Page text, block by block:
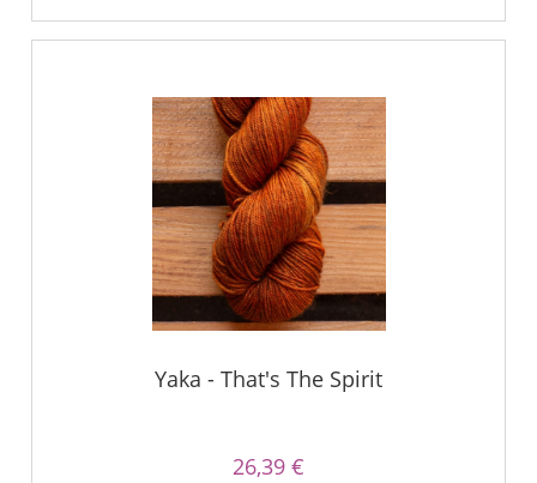
Yaka - That's The Spirit
26,39 €